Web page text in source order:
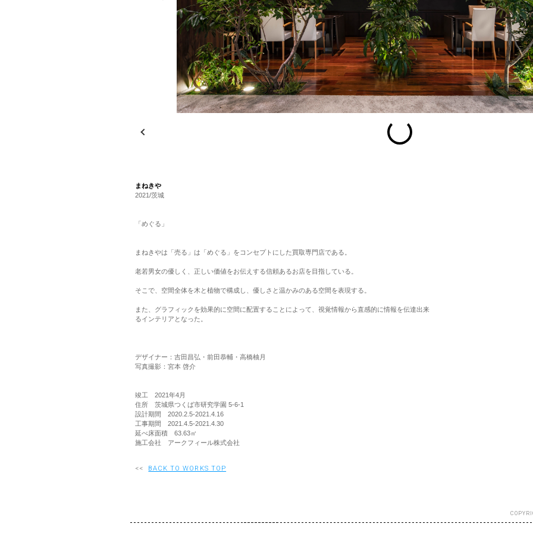
Previous
まねきや
2021/茨城
「めぐる」
まねきやは「売る」は「めぐる」をコンセプトにした買取専門店である。
老若男女の優しく、正しい価値をお伝えする信頼あるお店を目指している。
そこで、空間全体を木と植物で構成し、優しさと温かみのある空間を表現する。
また、グラフィックを効果的に空間に配置することによって、視覚情報から直感的に情報を伝達出来
るインテリアとなった。
デザイナー：吉田昌弘・前田恭輔・高橋柚月
写真撮影：宮本 啓介
竣工 2021年4月
住所 茨城県つくば市研究学園 5-6-1
設計期間 2020.2.5-2021.4.16
工事期間 2021.4.5-2021.4.30
延べ床面積 63.63㎡
施工会社 アークフィール株式会社
<< BACK TO WORKS TOP